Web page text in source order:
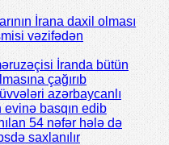
İrana daxil olması
vəzifədən
İranda bütün
çağırıb
azərbaycanlı
evinə basqın edib
54 nəfər hələ də
saxlanılır